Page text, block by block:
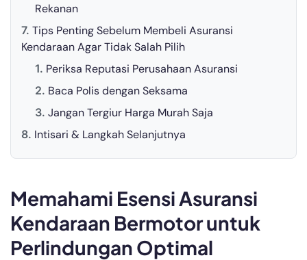
Rekanan
Tips Penting Sebelum Membeli Asuransi
Kendaraan Agar Tidak Salah Pilih
Periksa Reputasi Perusahaan Asuransi
Baca Polis dengan Seksama
Jangan Tergiur Harga Murah Saja
Intisari & Langkah Selanjutnya
Memahami Esensi Asuransi
Kendaraan Bermotor untuk
Perlindungan Optimal